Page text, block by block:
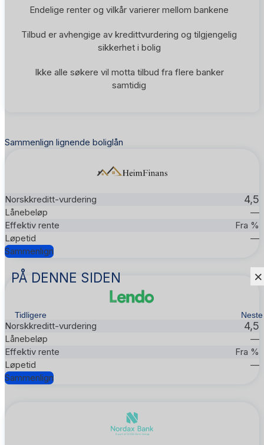
×
PÅ DENNE SIDEN
Tidligere Neste
Endelige renter og vilkår varierer mellom bankene
Tilbud er avhengige av kredittvurdering og tilgjengelig
sikkerhet i bolig
Ikke alle søkere vil motta tilbud fra flere banker
samtidig
Sammenlign lignende boliglån
4,5
—
Fra %
—
Sammenlign
4,5
—
Fra %
—
Sammenlign